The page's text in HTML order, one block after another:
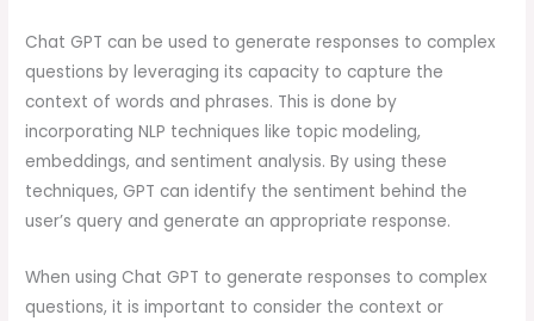
Chat GPT can be used to generate responses to complex
questions by leveraging its capacity to capture the
context of words and phrases. This is done by
incorporating NLP techniques like topic modeling,
embeddings, and sentiment analysis. By using these
techniques, GPT can identify the sentiment behind the
user’s query and generate an appropriate response.
When using Chat GPT to generate responses to complex
questions, it is important to consider the context or